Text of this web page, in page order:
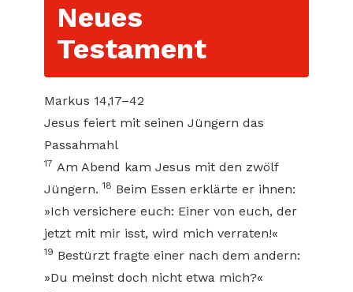
Neues
Testament
Markus 14,17–42
Jesus feiert mit seinen Jüngern das
Passahmahl
17 Am Abend kam Jesus mit den zwölf
Jüngern.18 Beim Essen erklärte er ihnen:
»Ich versichere euch: Einer von euch, der
jetzt mit mir isst, wird mich verraten!«
19 Bestürzt fragte einer nach dem andern:
»Du meinst doch nicht etwa mich?«